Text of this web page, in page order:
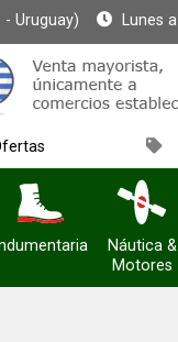
Uruguay) Lunes
Náutica &
Motores